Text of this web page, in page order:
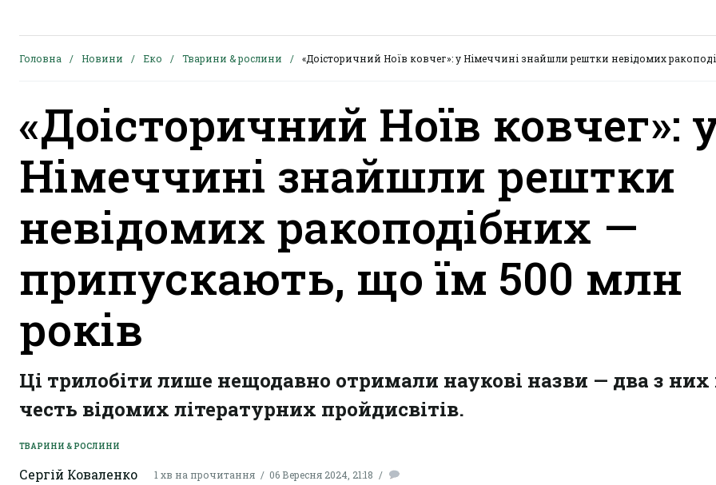
Головна Новини Еко Тварини & рослини «Доісторичний Ноїв ковчег»: у Німеччині знайшли рештки невідомих
«Доісторичний Ноїв ковчег»:
Німеччині знайшли рештки
невідомих ракоподібних —
припускають, що їм 500 млн
років
Ці трилобіти лише нещодавно отримали наукові назви — два з них
честь відомих літературних пройдисвітів.
ТВАРИНИ & РОСЛИНИ
Сергій Коваленко 1 хв на прочитання 06 Вересня 2024, 21:18